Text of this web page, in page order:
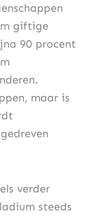
giftige
90 procent
maar is
verder
steeds